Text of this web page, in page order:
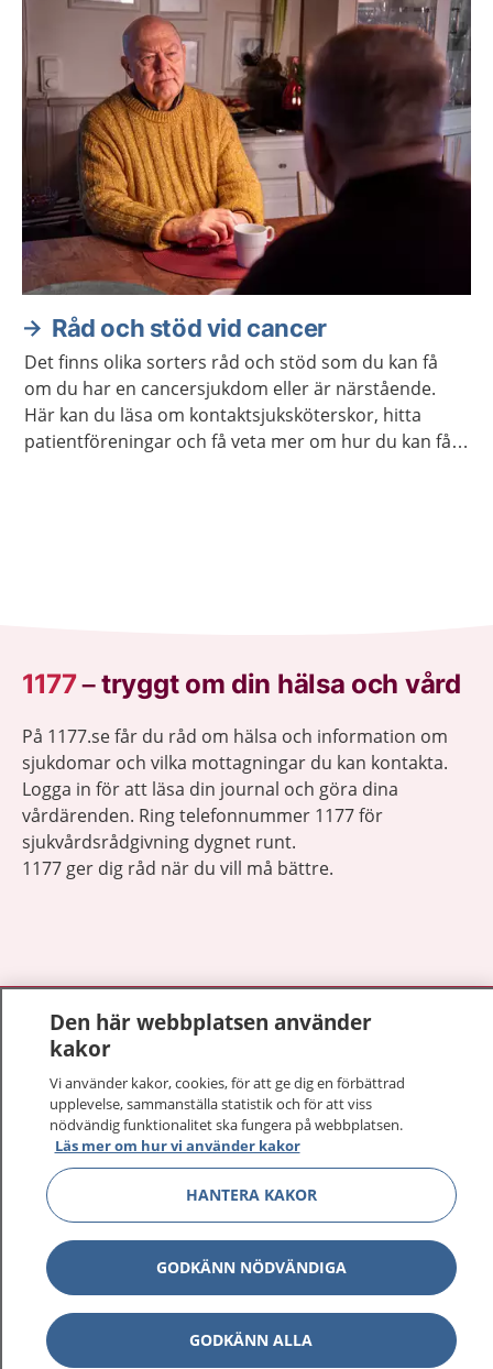
Råd och stöd vid cancer
Det finns olika sorters råd och stöd som du kan få
om du har en cancersjukdom eller är närstående.
Här kan du läsa om kontaktsjuksköterskor, hitta
patientföreningar och få veta mer om hur du kan få
1177–tryggt om din hälsa och vård
På 1177.se får du råd om hälsa och information om
sjukdomar och vilka mottagningar du kan kontakta.
Logga in för att läsa din journal och göra dina
vårdärenden. Ring telefonnummer 1177 för
sjukvårdsrådgivning dygnet runt.
1177 ger dig råd när du vill må bättre.
1177 på flera språk
Om 1177
Kontakt
Behandling av personuppgifter
Hantering av kakor
Inställningar för kakor
Den här webbplatsen använder
kakor
Vi använder kakor, cookies, för att ge dig en förbättrad
upplevelse, sammanställa statistik och för att viss
nödvändig funktionalitet ska fungera på webbplatsen.
Läs mer om hur vi använder kakor
HANTERA KAKOR
GODKÄNN NÖDVÄNDIGA
GODKÄNN ALLA